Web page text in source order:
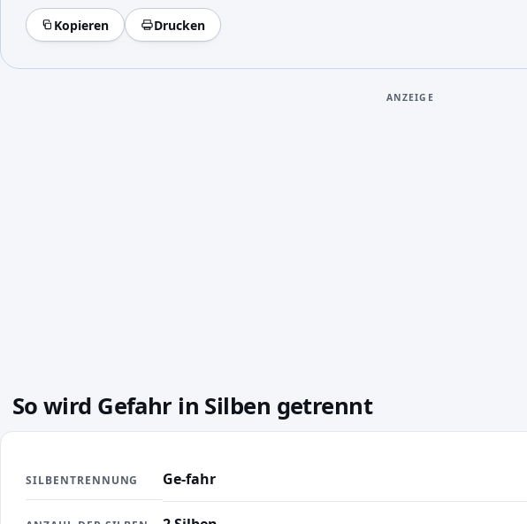
Kopieren Drucken
ANZEIGE
So wird Gefahr in Silben getrennt
SILBENTRENNUNG Ge-fahr